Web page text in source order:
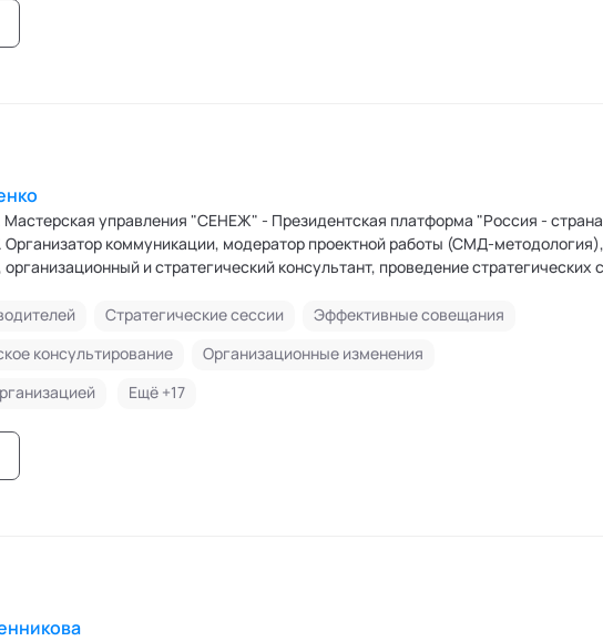
"СЕНЕЖ" - Президентская платформа "Россия - страна
Организатор коммуникации, модератор проектной работы (СМД-методология),
и стратегический консультант, проведение стратегических
в коммерческих компаниях и акционерных обществах с
(АПКБК).
Стратегические сессии
Эффективные совещания
консультирование
Организационные изменения
Ещё +17